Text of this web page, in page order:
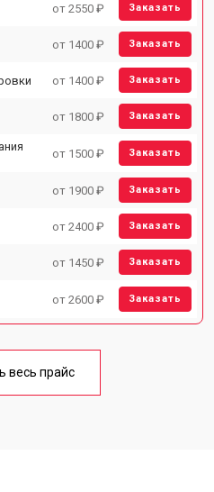
от 2550 ₽ Заказать
от 1400 ₽ Заказать
от 1400 ₽ Заказать
от 1800 ₽ Заказать
от 1500 ₽ Заказать
от 1900 ₽ Заказать
от 2400 ₽ Заказать
от 1450 ₽ Заказать
от 2600 ₽ Заказать
весь прайс